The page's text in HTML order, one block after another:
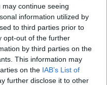
continue seeing
information utilized by
to third parties prior to
opt-out of the further
by third parties on the
This information may
on the IAB’s List of
further disclose it to other
Duchessa
anni